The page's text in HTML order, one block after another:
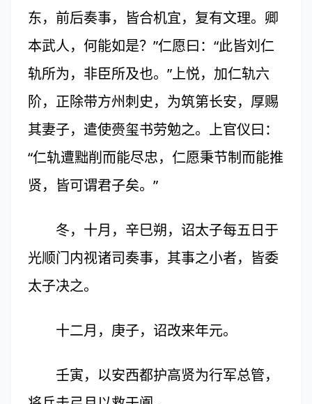
东，前后奏事，皆合机宜，复有文理。卿
本武人，何能如是？”仁愿曰：“此皆刘仁
轨所为，非臣所及也。”上悦，加仁轨六
阶，正除带方州刺史，为筑第长安，厚赐
其妻子，遣使赍玺书劳勉之。上官仪曰：
“仁轨遭黜削而能尽忠，仁愿秉节制而能推
贤，皆可谓君子矣。”
冬，十月，辛巳朔，诏太子每五日于
光顺门内视诸司奏事，其事之小者，皆委
太子决之。
十二月，庚子，诏改来年元。
壬寅，以安西都护高贤为行军总管，